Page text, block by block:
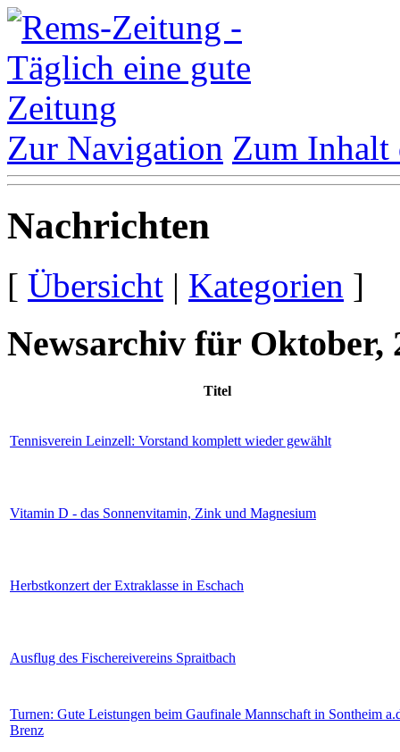
Zur Navigation Zum Inhalt
Nachrichten
[ Übersicht | Kategorien ]
Newsarchiv für Oktober,
Titel
Tennisverein Leinzell: Vorstand komplett wieder gewählt
Vitamin D - das Sonnenvitamin, Zink und Magnesium
Herbstkonzert der Extraklasse in Eschach
Ausflug des Fischereivereins Spraitbach
Turnen: Gute Leistungen beim Gaufinale Mannschaft in Sontheim
Brenz